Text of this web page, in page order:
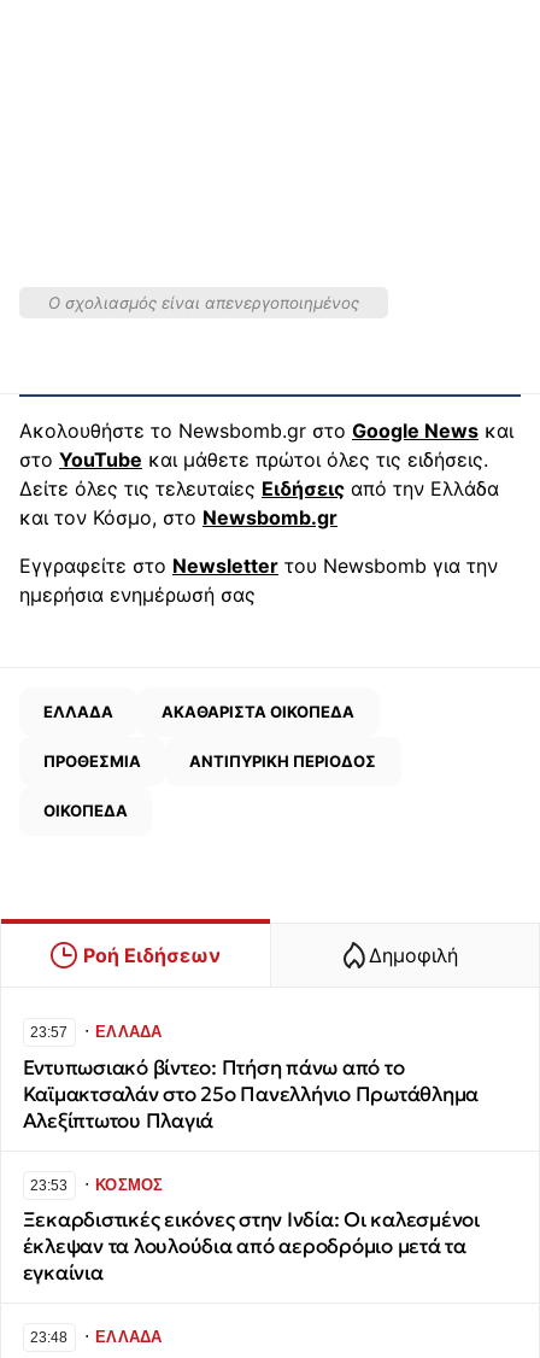
Ο σχολιασμός είναι απενεργοποιημένος
Ακολουθήστε το Newsbomb.gr στο Google News και
στο YouTube και μάθετε πρώτοι όλες τις ειδήσεις.
Δείτε όλες τις τελευταίες Ειδήσεις από την Ελλάδα
και τον Κόσμο, στο Newsbomb.gr
Εγγραφείτε στο Newsletter του Newsbomb για την
ημερήσια ενημέρωσή σας
ΕΛΛΑΔΑ ΑΚΑΘΑΡΙΣΤΑ ΟΙΚΟΠΕΔΑ
ΠΡΟΘΕΣΜΙΑ ΑΝΤΙΠΥΡΙΚΗ ΠΕΡΙΟΔΟΣ
ΟΙΚΟΠΕΔΑ
Ροή Ειδήσεων Δημοφιλή
23:57 ∙ΕΛΛΑΔΑ
​Εντυπωσιακό βίντεο: Πτήση πάνω από το
Καϊμακτσαλάν στο 25ο Πανελλήνιο Πρωτάθλημα
Αλεξίπτωτου Πλαγιά
23:53 ∙ΚΟΣΜΟΣ
Ξεκαρδιστικές εικόνες στην Ινδία: Οι καλεσμένοι
έκλεψαν τα λουλούδια από αεροδρόμιο μετά τα
εγκαίνια
23:48 ∙ΕΛΛΑΔΑ